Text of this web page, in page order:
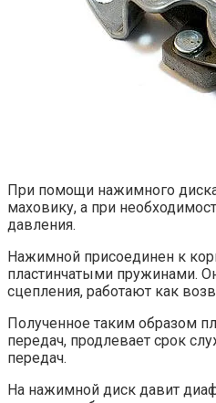
При помощи нажимного
маховику, а при
давления.
Нажимной присоединен к
пластинчатыми пружинами.
сцепления, работают как
Полученное таким образом
передач, продлевает срок
передач.
На нажимной диск давит